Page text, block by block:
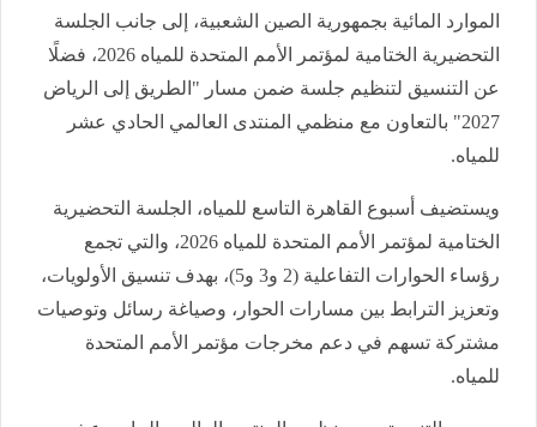
الموارد المائية بجمهورية الصين الشعبية، إلى جانب الجلسة
التحضيرية الختامية لمؤتمر الأمم المتحدة للمياه 2026، فضلًا
عن التنسيق لتنظيم جلسة ضمن مسار "الطريق إلى الرياض
2027" بالتعاون مع منظمي المنتدى العالمي الحادي عشر
للمياه.
ويستضيف أسبوع القاهرة التاسع للمياه، الجلسة التحضيرية
الختامية لمؤتمر الأمم المتحدة للمياه 2026، والتي تجمع
رؤساء الحوارات التفاعلية (2 و3 و5)، بهدف تنسيق الأولويات،
وتعزيز الترابط بين مسارات الحوار، وصياغة رسائل وتوصيات
مشتركة تسهم في دعم مخرجات مؤتمر الأمم المتحدة
للمياه.